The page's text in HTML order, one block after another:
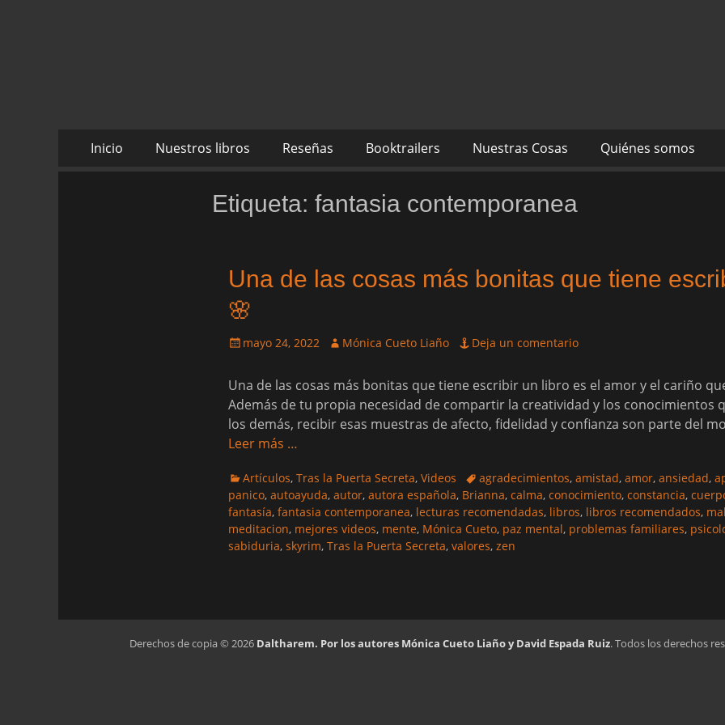
Daltharem. Por los autores Mónica Cueto
Menú
principal
contenido
Inicio Nuestros libros Reseñas Booktrailers Nuestras Cosas Quiénes somos
Etiqueta: fantasia contemporanea
Una de las cosas más bonitas que tiene
🌸
Publicado
mayo 24, 2022 AutorMónica Cueto Liaño Deja un comentario
Una de las cosas más bonitas que tiene escribir un libro es el amor y el cariño
Además de tu propia necesidad de compartir la creatividad y los conocimientos
los demás, recibir esas muestras de afecto, fidelidad y confianza son parte del
Leer más …
Categorias
Artículos, Tras la Puerta Secreta, Videos Etiquetas
agradecimientos, amistad, amor, ansiedad,
panico, autoayuda, autor, autora española, Brianna, calma, conocimiento, constancia,
fantasía, fantasia contemporanea, lecturas recomendadas, libros, libros recomendados,
meditacion, mejores videos, mente, Mónica Cueto, paz mental, problemas familiares,
sabiduria, skyrim, Tras la Puerta Secreta, valores, zen
Derechos de copia © 2026 Daltharem. Por los autores Mónica Cueto Liaño y David Espada Ruiz. Todos los derechos